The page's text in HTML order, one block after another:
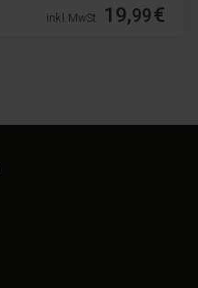
inkl. MwSt. 19,99€